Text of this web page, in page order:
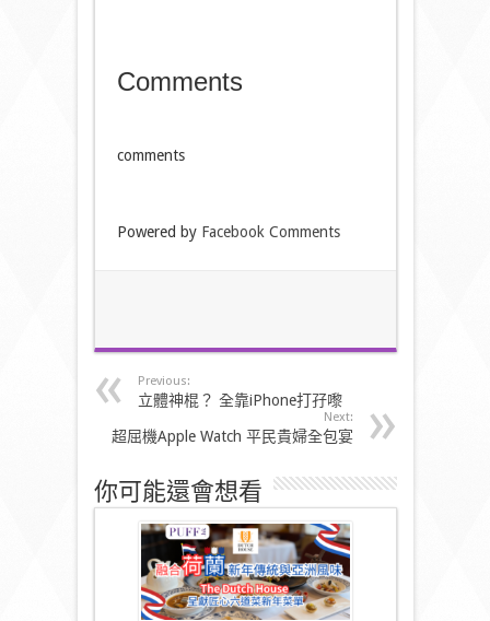
Comments
comments
Powered by Facebook Comments
Previous:
立體神棍？ 全靠iPhone打孖嚟
Next:
超屈機Apple Watch 平民貴婦全包宴
你可能還會想看